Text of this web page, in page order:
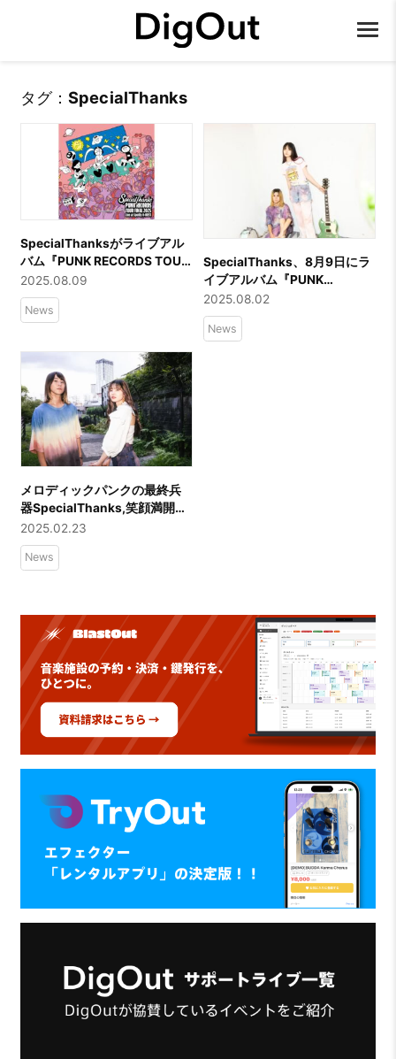
タグ： SpecialThanks
SpecialThanksがライブアル
バム『PUNK RECORDS TOUR
FINAL 2025 – Live at Spotify
O-WEST』を本日リリース！
2025.08.09
News
SpecialThanks、8月9日にラ
イブアルバム『PUNK
RECORDS TOUR FINAL 2025
– Live at Spotify O-WEST』の
リリースが決定！
2025.08.02
News
メロディックパンクの最終兵
器SpecialThanks,笑顔満開
で アルバムツアー最終公演
を24日渋谷Spotify O-WEST
にて開催
2025.02.23
News